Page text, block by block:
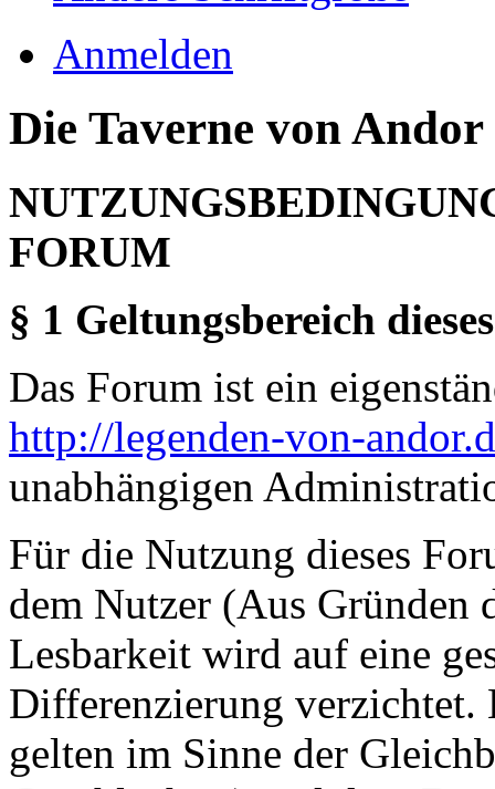
Anmelden
Die Taverne von
FORUM
§ 1 Geltungsbereich
Das Forum ist ein
http://legenden-von-
unabhängigen
Für die Nutzung dieses
dem Nutzer (Aus Gründen
Lesbarkeit wird auf eine
Differenzierung verzichtet.
gelten im Sinne der